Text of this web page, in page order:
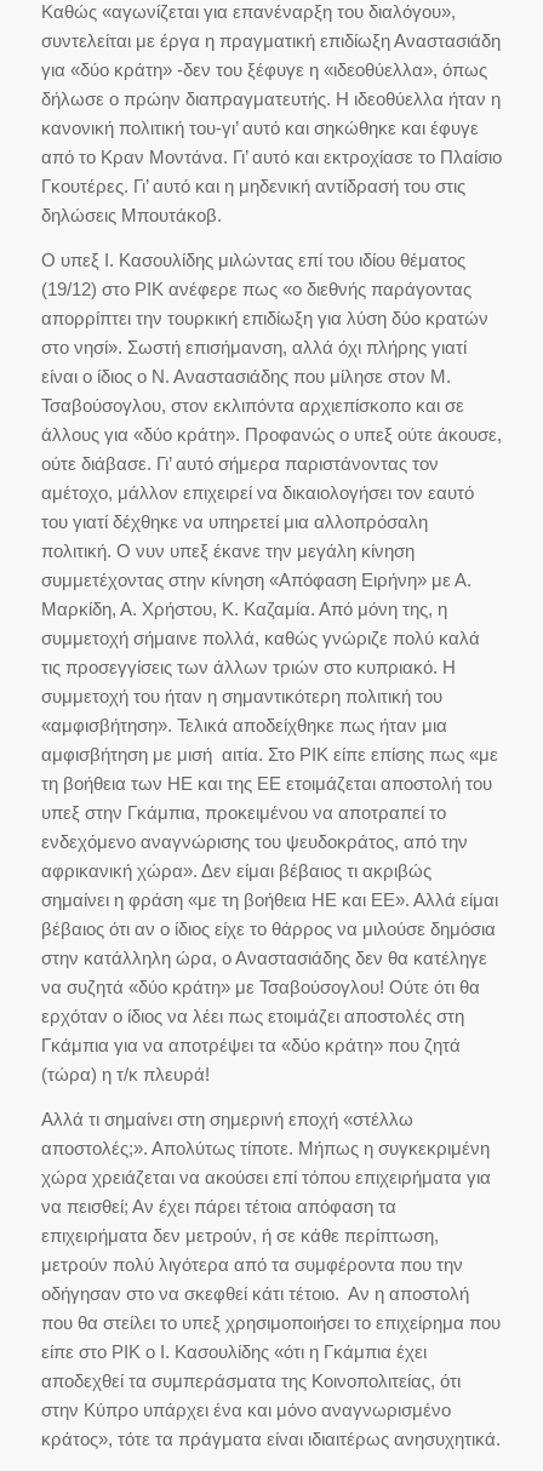
Καθώς «αγωνίζεται για επανέναρξη του διαλόγου»,
συντελείται με έργα η πραγματική επιδίωξη Αναστασιάδη
για «δύο κράτη» -δεν του ξέφυγε η «ιδεοθύελλα», όπως
δήλωσε ο πρώην διαπραγματευτής. Η ιδεοθύελλα ήταν η
κανονική πολιτική του-γι’ αυτό και σηκώθηκε και έφυγε
από το Κραν Μοντάνα. Γι’ αυτό και εκτροχίασε το Πλαίσιο
Γκουτέρες. Γι’ αυτό και η μηδενική αντίδρασή του στις
δηλώσεις Μπουτάκοβ.
Ο υπεξ Ι. Κασουλίδης μιλώντας επί του ιδίου θέματος
(19/12) στο ΡΙΚ ανέφερε πως «ο διεθνής παράγοντας
απορρίπτει την τουρκική επιδίωξη για λύση δύο κρατών
στο νησί». Σωστή επισήμανση, αλλά όχι πλήρης γιατί
είναι ο ίδιος ο Ν. Αναστασιάδης που μίλησε στον Μ.
Τσαβούσογλου, στον εκλιπόντα αρχιεπίσκοπο και σε
άλλους για «δύο κράτη». Προφανώς ο υπεξ ούτε άκουσε,
ούτε διάβασε. Γι’ αυτό σήμερα παριστάνοντας τον
αμέτοχο, μάλλον επιχειρεί να δικαιολογήσει τον εαυτό
του γιατί δέχθηκε να υπηρετεί μια αλλοπρόσαλη
πολιτική. Ο νυν υπεξ έκανε την μεγάλη κίνηση
συμμετέχοντας στην κίνηση «Απόφαση Ειρήνη» με Α.
Μαρκίδη, Α. Χρήστου, Κ. Καζαμία. Από μόνη της, η
συμμετοχή σήμαινε πολλά, καθώς γνώριζε πολύ καλά
τις προσεγγίσεις των άλλων τριών στο κυπριακό. Η
συμμετοχή του ήταν η σημαντικότερη πολιτική του
«αμφισβήτηση». Τελικά αποδείχθηκε πως ήταν μια
αμφισβήτηση με μισή αιτία. Στο ΡΙΚ είπε επίσης πως «με
τη βοήθεια των ΗΕ και της ΕΕ ετοιμάζεται αποστολή του
υπεξ στην Γκάμπια, προκειμένου να αποτραπεί το
ενδεχόμενο αναγνώρισης του ψευδοκράτος, από την
αφρικανική χώρα». Δεν είμαι βέβαιος τι ακριβώς
σημαίνει η φράση «με τη βοήθεια ΗΕ και ΕΕ». Αλλά είμαι
βέβαιος ότι αν ο ίδιος είχε το θάρρος να μιλούσε δημόσια
στην κατάλληλη ώρα, ο Αναστασιάδης δεν θα κατέληγε
να συζητά «δύο κράτη» με Τσαβούσογλου! Ούτε ότι θα
ερχόταν ο ίδιος να λέει πως ετοιμάζει αποστολές στη
Γκάμπια για να αποτρέψει τα «δύο κράτη» που ζητά
(τώρα) η τ/κ πλευρά!
Αλλά τι σημαίνει στη σημερινή εποχή «στέλλω
αποστολές;». Απολύτως τίποτε. Μήπως η συγκεκριμένη
χώρα χρειάζεται να ακούσει επί τόπου επιχειρήματα για
να πεισθεί; Αν έχει πάρει τέτοια απόφαση τα
επιχειρήματα δεν μετρούν, ή σε κάθε περίπτωση,
μετρούν πολύ λιγότερα από τα συμφέροντα που την
οδήγησαν στο να σκεφθεί κάτι τέτοιο. Αν η αποστολή
που θα στείλει το υπεξ χρησιμοποιήσει το επιχείρημα που
είπε στο ΡΙΚ ο Ι. Κασουλίδης «ότι η Γκάμπια έχει
αποδεχθεί τα συμπεράσματα της Κοινοπολιτείας, ότι
στην Κύπρο υπάρχει ένα και μόνο αναγνωρισμένο
κράτος», τότε τα πράγματα είναι ιδιαιτέρως ανησυχητικά.